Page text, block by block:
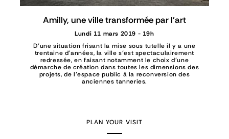
Amilly, une ville transformée par l'art
Lundi 11 mars 2019 - 19h
D’une situation frisant la mise sous tutelle il y a une
trentaine d’années, la ville s’est spectaculairement
redressée, en faisant notamment le choix d’une
démarche de création dans toutes les dimensions des
projets, de l’espace public à la reconversion des
anciennes tanneries.
PLAN YOUR VISIT